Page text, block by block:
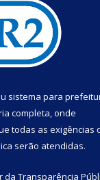
sistema para
completa, onde
todas as exigências
serão atendidas.
da Transparência